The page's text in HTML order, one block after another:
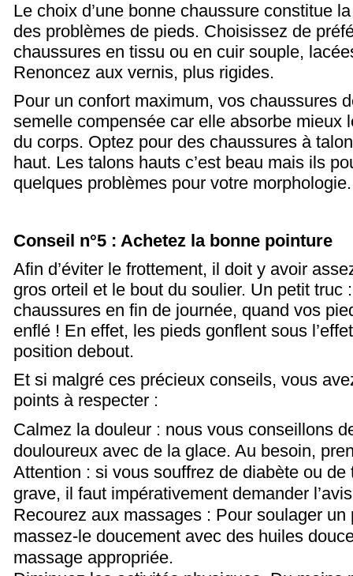
Le choix d’une bonne chaussure constitue
des problèmes de pieds. Choisissez de
chaussures en tissu ou en cuir souple,
Renoncez aux vernis, plus rigides.
Pour un confort maximum, vos chaussures
semelle compensée car elle absorbe mieux
du corps. Optez pour des chaussures à
haut. Les talons hauts c’est beau mais ils
quelques problèmes pour votre morphologie.
Conseil n°5 : Achetez la bonne pointure
Afin d’éviter le frottement, il doit y avoir
gros orteil et le bout du soulier. Un petit truc
chaussures en fin de journée, quand vos
enflé ! En effet, les pieds gonflent sous
position debout.
Et si malgré ces précieux conseils, vous
points à respecter :
Calmez la douleur : nous vous conseillons
douloureux avec de la glace. Au besoin,
Attention : si vous souffrez de diabète ou de
grave, il faut impérativement demander
Recourez aux massages : Pour soulager un
massez-le doucement avec des huiles
massage appropriée.